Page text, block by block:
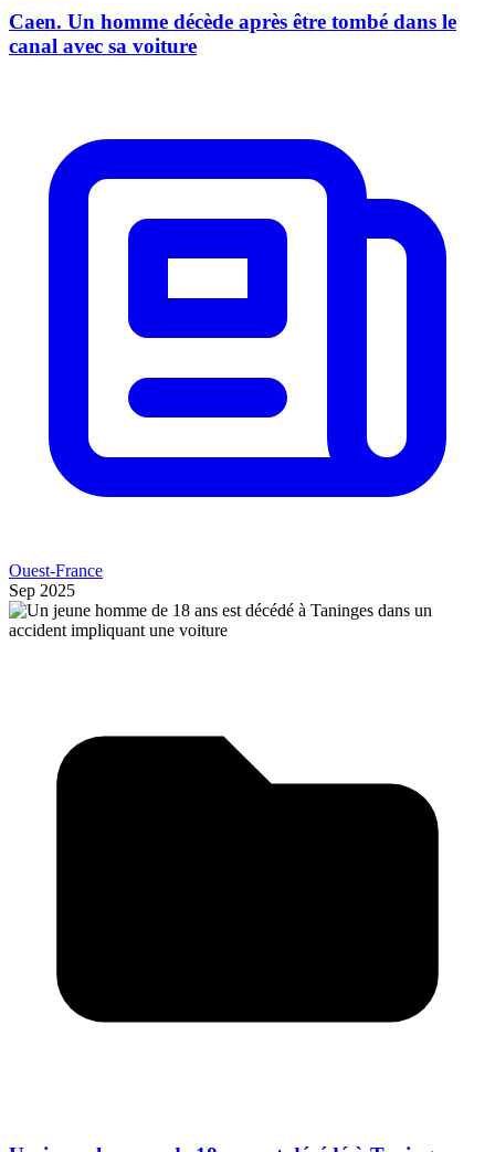
Caen. Un homme décède après être tombé dans le
canal avec sa voiture
Ouest-France
Sep 2025